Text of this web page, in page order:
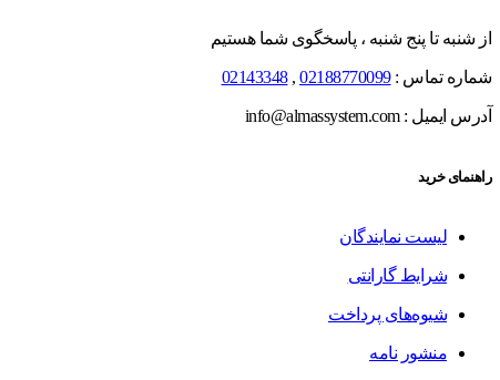
از شنبه تا پنج شنبه ، پاسخگوی شما هستیم
شماره تماس :02188770099
,
02143348
آدرس ایمیل : info@almassystem.com
راهنمای خرید
لیست نمایندگان
شرایط گارانتی
شیوه‌های پرداخت
منشور نامه